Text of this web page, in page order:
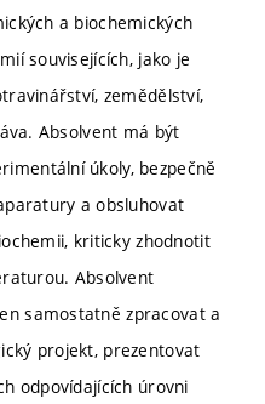
a biochemických
souvisejících, jako je
zemědělství,
Absolvent má být
úkoly, bezpečně
a obsluhovat
kriticky zhodnotit
Absolvent
samostatně zpracovat a
projekt, prezentovat
odpovídajících úrovni